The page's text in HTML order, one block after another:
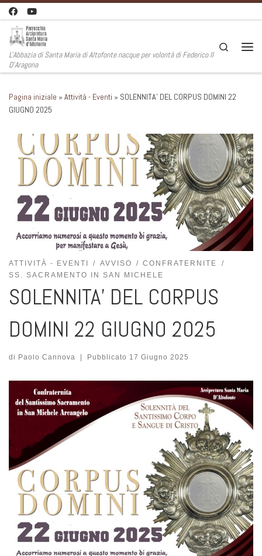
Passa al contenuto
L'Abbazia di Santa Maria di Altofonte nacque per volontà di Federico II
D'Aragona
Search
Pagina iniziale » Attività - Eventi » SOLENNITA’ DEL CORPUS DOMINI 22
GIUGNO 2025
ATTIVITÀ - EVENTI AVVISO
CONFRATERNITE
SS. SACRAMENTO IN SAN MICHELE
SOLENNITA’ DEL CORPUS
DOMINI 22 GIUGNO 2025
di Paolo Cannova Pubblicato 17 Giugno 2025